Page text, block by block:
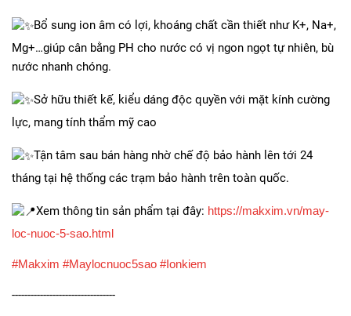
Bổ sung ion âm có lợi, khoáng chất cần thiết như K+, Na+,
Mg+…giúp cân bằng PH cho nước có vị ngon ngọt tự nhiên, bù
nước nhanh chóng.
Sở hữu thiết kế, kiểu dáng độc quyền với mặt kính cường
lực, mang tính thẩm mỹ cao
Tận tâm sau bán hàng nhờ chế độ bảo hành lên tới 24
tháng tại hệ thống các trạm bảo hành trên toàn quốc.
Xem thông tin sản phẩm tại đây: https://makxim.vn/may-
loc-nuoc-5-sao.html
#Makxim #Maylocnuoc5sao #Ionkiem
---------------------------------